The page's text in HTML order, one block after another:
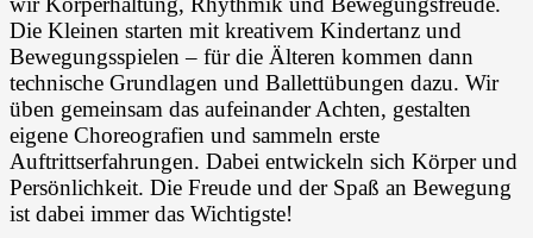
Die Kleinen starten mit kreativem Kindertanz und
Bewegungsspielen – für die Älteren kommen dann
technische Grundlagen und Ballettübungen dazu. Wir
üben gemeinsam das aufeinander Achten, gestalten
eigene Choreografien und sammeln erste
Auftrittserfahrungen. Dabei entwickeln sich Körper und
Persönlichkeit. Die Freude und der Spaß an Bewegung
ist dabei immer das Wichtigste!